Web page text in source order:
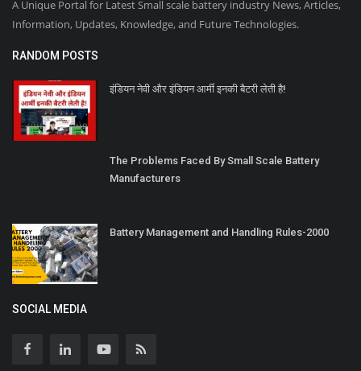
A Unique Portal for Latest Small scale battery industry News, Articles,
Information, Updates, Knowledge, and Future Technologies.
RANDOM POSTS
इंडियन नेवी और इंडियन आर्मी इनकी बैटरी लेती है!
The Problems Faced By Small Scale Battery
Manufacturers
Battery Management and Handling Rules-2000
SOCIAL MEDIA